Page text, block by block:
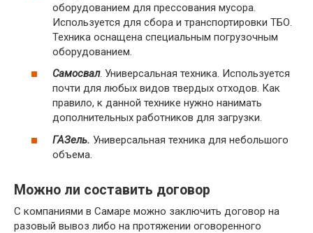
оборудованием для прессования мусора.
Используется для сбора и транспортировки ТБО.
Техника оснащена специальным погрузочным
оборудованием.
Самосвал. Универсальная техника. Используется
почти для любых видов твердых отходов. Как
правило, к данной технике нужно нанимать
дополнительных работников для загрузки.
ГАЗель. Универсальная техника для небольшого
объема.
Можно ли составить договор
С компаниями в Самаре можно заключить договор на
разовый вывоз либо на протяжении оговоренного